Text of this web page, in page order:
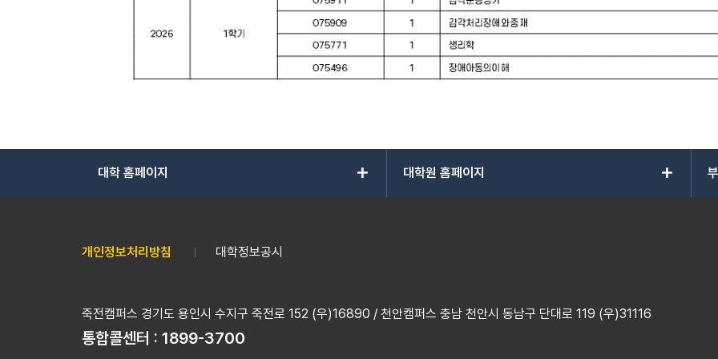
대학 홈페이지 add 대학원 홈페이지 add
개인정보처리방침 대학정보공시
죽전캠퍼스 경기도 용인시 수지구 죽전로 152 (우)16890 / 천안캠퍼스 충남 천안시 동남구 단대로 119 (우)31116
통합콜센터 : 1899-3700